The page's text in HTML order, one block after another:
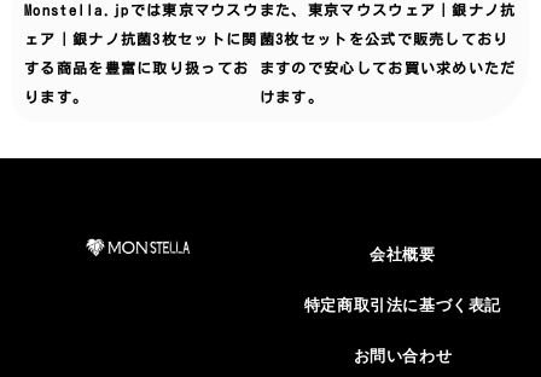
Monstella.jpでは東京マウスウ
ェア｜銀ナノ抗菌3枚セット に関
する商品を豊富に取り扱ってお
ります。
また、東京マウスウェア｜銀ナノ抗
菌3枚セットを公式で販売しており
ますので安心してお買い求めいただ
けます。
会社概要
特定商取引法に基づく表記
お問い合わせ